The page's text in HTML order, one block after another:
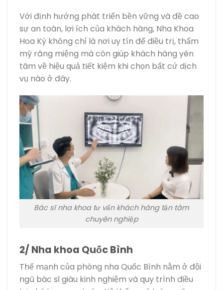
Với định hướng phát triển bền vững và đề cao
sự an toàn, lợi ích của khách hàng, Nha Khoa
Hoa Kỳ không chỉ là nơi uy tín để điều trị, thẩm
mỹ răng miệng mà còn giúp khách hàng yên
tâm về hiệu quả tiết kiệm khi chọn bất cứ dịch
vụ nào ở đây.
Bác sĩ nha khoa tư vấn khách hàng tận tâm
chuyên nghiệp
2/ Nha khoa Quốc Bình
Thế mạnh của phòng nha Quốc Bình nằm ở đội
ngũ bác sĩ giàu kinh nghiệm và quy trình điều